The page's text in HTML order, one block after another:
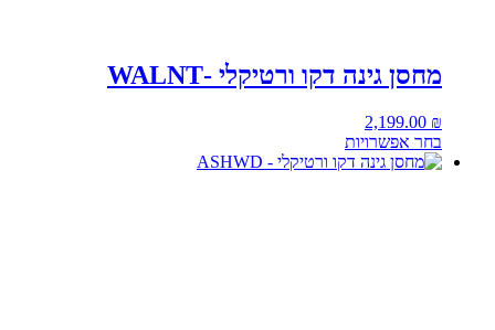
מחסן גינה דקו ורטיקלי -WALNT
2,199.00 ₪
בחר אפשרויות